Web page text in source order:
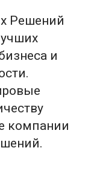
Решений
и
компании